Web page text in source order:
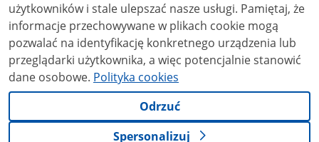
użytkowników i stale ulepszać nasze usługi. Pamiętaj, że
informacje przechowywane w plikach cookie mogą
pozwalać na identyfikację konkretnego urządzenia lub
przeglądarki użytkownika, a więc potencjalnie stanowić
dane osobowe. Polityka cookies
Odrzuć
Spersonalizuj